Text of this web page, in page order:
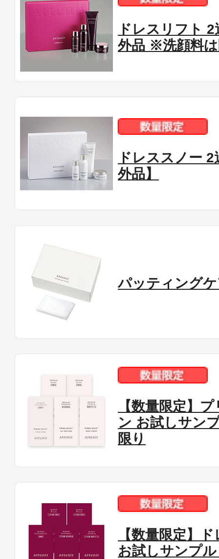
ドレスリフト
外品 ※洗顔料
ドレススノー
外品】
パッティング
【数量限定】
ン お試しサン
限り
【数量限定】
お試しサンプ